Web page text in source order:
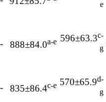
e
596±63.3c-
g
888±84.0a-e
-18
570±65.9d-
g
835±86.4c-e
-13